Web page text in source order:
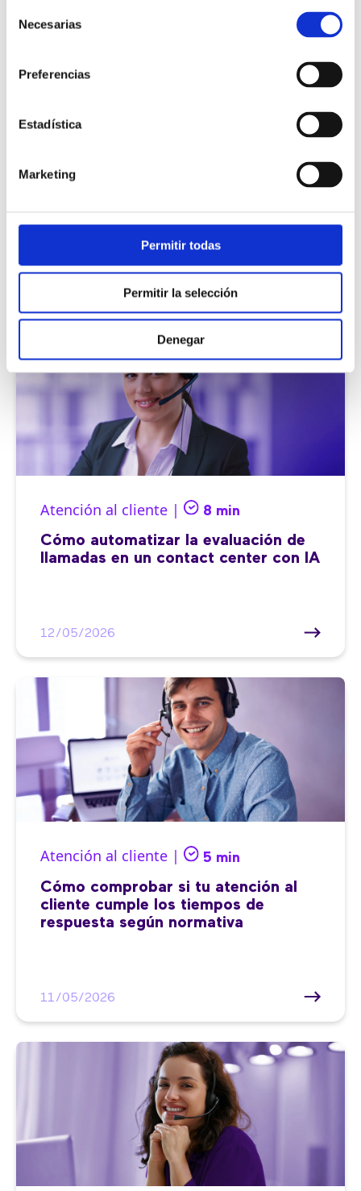
Necesarias
Preferencias
Estadística
Marketing
Permitir todas
Permitir la selección
Denegar
Atención al cliente | 8 min
Cómo automatizar la evaluación de
llamadas en un contact center con IA
12/05/2026
Atención al cliente | 5 min
Cómo comprobar si tu atención al
cliente cumple los tiempos de
respuesta según normativa
11/05/2026